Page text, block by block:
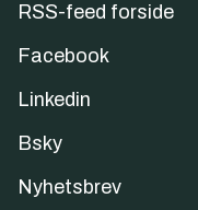
RSS-feed forside
Facebook
Linkedin
Bsky
Nyhetsbrev